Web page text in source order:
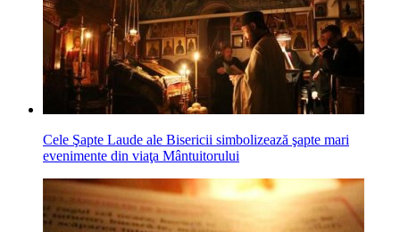
Cele Şapte Laude ale Bisericii simbolizează şapte mari
evenimente din viaţa Mântuitorului